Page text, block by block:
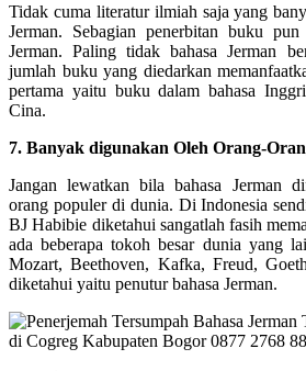
Tidak cuma literatur ilmiah saja yang
Jerman. Sebagian penerbitan buku
Jerman. Paling tidak bahasa Jerman
jumlah buku yang diedarkan
pertama yaitu buku dalam bahasa
Cina.
7. Banyak digunakan Oleh Orang-
Jangan lewatkan bila bahasa Jerman
orang populer di dunia. Di Indonesia
BJ Habibie diketahui sangatlah fasih
ada beberapa tokoh besar dunia yang
Mozart, Beethoven, Kafka, Freud,
diketahui yaitu penutur bahasa Jerman.